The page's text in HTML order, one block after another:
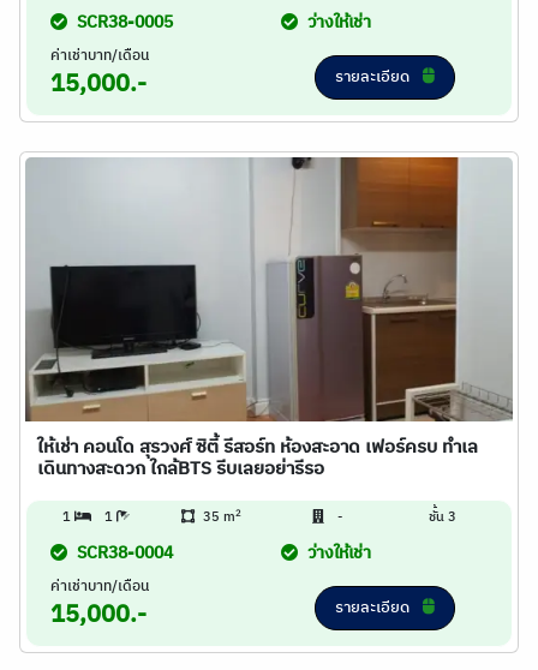
SCR38-0005 ว่างให้เช่า
ค่าเช่าบาท/เดือน
15,000.- รายละเอียด
ให้เช่า คอนโด สุรวงศ์ ซิตี้ รีสอร์ท ห้องสะอาด เฟอร์ครบ ทำเล
เดินทางสะดวก ใกล้BTS รีบเลยอย่ารีรอ
1 1 35 m2 - ชั้น 3
SCR38-0004 ว่างให้เช่า
ค่าเช่าบาท/เดือน
15,000.- รายละเอียด